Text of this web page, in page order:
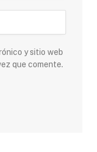
y sitio web
que comente.